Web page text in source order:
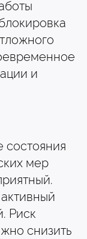
и
мер
Риск
снизить